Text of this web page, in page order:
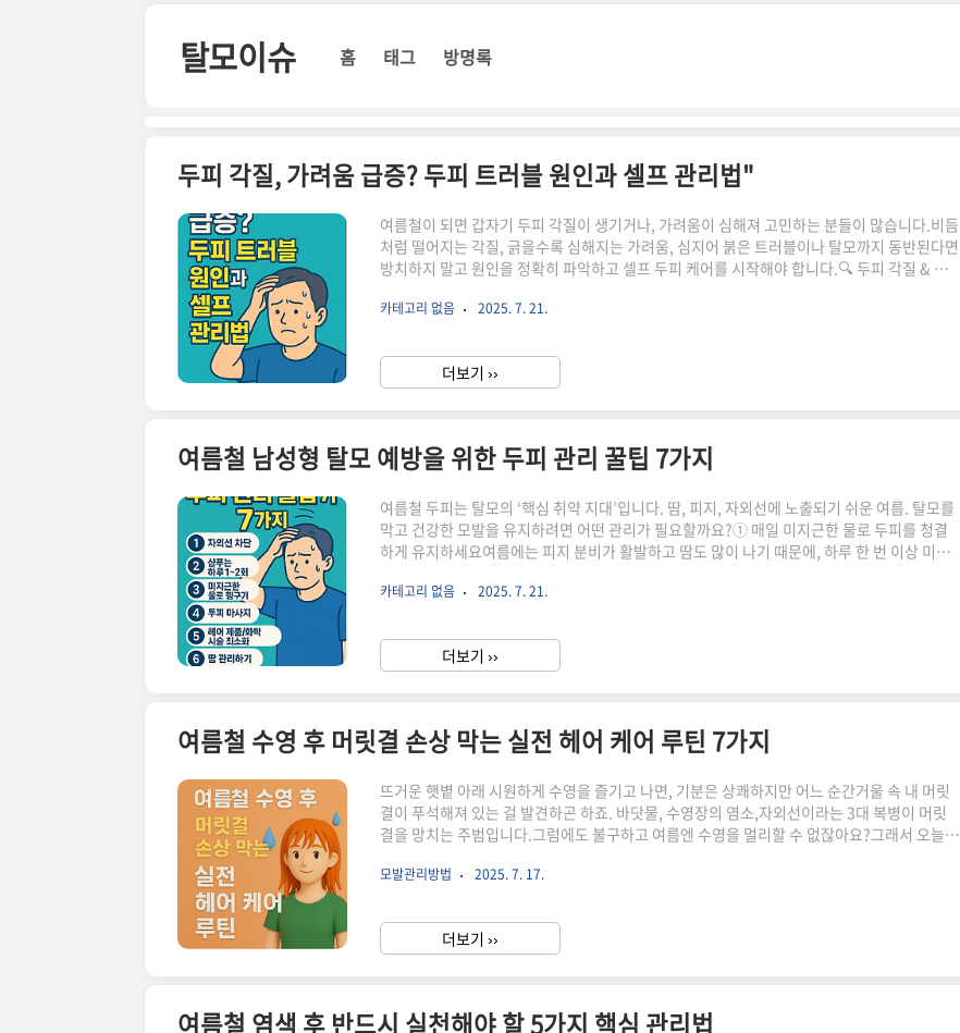
탈모이슈 홈 태그 방명록
두피 각질, 가려움 급증? 두피 트러블 원인과 셀프 관리법"
여름철이 되면 갑자기 두피 각질이 생기거나, 가려움이 심해져 고민하는 분들이 많습니다.비듬
처럼 떨어지는 각질, 긁을수록 심해지는 가려움, 심지어 붉은 트러블이나 탈모까지 동반된다면
방치하지 말고 원인을 정확히 파악하고 셀프 두피 케어를 시작해야 합니다.🔍 두피 각질 & 가
피 보호막이 손상되어 건조와 각질을 유발합니다.잦은 염색 & 펌: 화학 성분이 두피에 자극을
피지 분비 불균형과 면역력 저하로 인해 두피염 증상이 악화될 수 있습니다.🧴 두피 트러블 완
화 셀프 관리법 3가지1. pH 밸런스를 맞춘 저자극 샴푸 사용두피는..
카테고리 없음 2025. 7. 21.
더보기 ››
여름철 남성형 탈모 예방을 위한 두피 관리 꿀팁 7가지
여름철 두피는 탈모의 ‘핵심 취약 지대’입니다. 땀, 피지, 자외선에 노출되기 쉬운 여름. 탈모를
막고 건강한 모발을 유지하려면 어떤 관리가 필요할까요?① 매일 미지근한 물로 두피를 청결
하게 유지하세요여름에는 피지 분비가 활발하고 땀도 많이 나기 때문에, 하루 한 번 이상 미지
36~38도 정도의 미지근한 온도를 추천합니다.② 두피 전용 저자극 샴푸를 사용하세요일반 샴
극 샴푸는 두피를 자극 없이 세정해 주어, 민감성 두피에도 적합합니다.💡 추천 키워드 제품닥
터포헤어 폴리젠 샴푸라보에이치 탈모증상완화 샴푸③ 자외선 차단을 위해 ..
카테고리 없음 2025. 7. 21.
더보기 ››
여름철 수영 후 머릿결 손상 막는 실전 헤어 케어 루틴 7가지
뜨거운 햇볕 아래 시원하게 수영을 즐기고 나면, 기분은 상쾌하지만 어느 순간거울 속 내 머릿
결이 푸석해져 있는 걸 발견하곤 하죠. 바닷물, 수영장의 염소,자외선이라는 3대 복병이 머릿
결을 망치는 주범입니다.그럼에도 불구하고 여름엔 수영을 멀리할 수 없잖아요?그래서 오늘은
게요.단순히 ‘트리트먼트 하세요~’ 수준이 아니라, 언제, 어떤 제품, 어떤 순서로 관리해야하는
중의 기본이에요.수영이 끝난 직후, 샤워실로 곧장 가서 미지근한 깨끗한 물로 머리를 충분히
헹구는 것이 가장 먼저 해야 할 일입니다. 이 단계는 염소나 바닷물, 기..
모발관리방법 2025. 7. 17.
더보기 ››
여름철 염색 후 반드시 실천해야 할 5가지 핵심 관리법